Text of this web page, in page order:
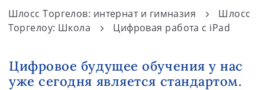
Шлосс Торгелов: интернат и гимназия
Шлосс
Торгелоу: Школа
Цифровая работа с iPad
Цифровое будущее обучения у нас
уже сегодня является стандартом.